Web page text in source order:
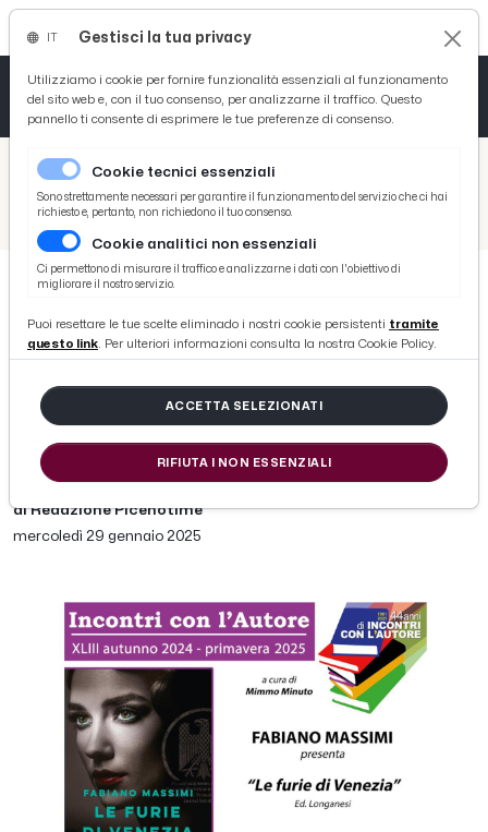
/ Picenotime
/ Eventi e Cultura
San Benedetto del Tronto, Incontri con l'autore: Fabiano Massimi presenta il libro ''Le furie di Venezia''
San Benedetto del Tronto, Incontri
con l'autore: Fabiano Massimi
presenta il libro ''Le furie di
Venezia''
di Redazione Picenotime
mercoledì 29 gennaio 2025
Gestisci la tua privacy
Utilizziamo i cookie per fornire funzionalità essenziali al funzionamento
del sito web e, con il tuo consenso, per analizzarne il traffico. Questo
pannello ti consente di esprimere le tue preferenze di consenso.
Cookie tecnici essenziali
Sono strettamente necessari per garantire il funzionamento del servizio che ci hai
richiesto e, pertanto, non richiedono il tuo consenso.
Cookie analitici non essenziali
Ci permettono di misurare il traffico e analizzarne i dati con l'obiettivo di
migliorare il nostro servizio.
Puoi resettare le tue scelte eliminado i nostri cookie persistenti tramite
questo link. Per ulteriori informazioni consulta la nostra Cookie Policy.
ACCETTA SELEZIONATI
RIFIUTA I NON ESSENZIALI
Tutto News
Tutto Sport
Basket
Ciclismo
Tutto Curiosità